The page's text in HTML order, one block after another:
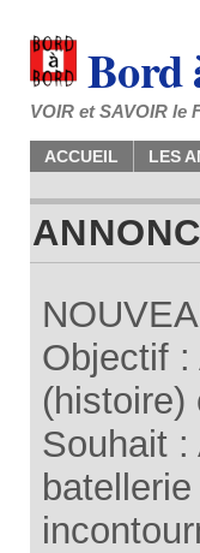
Bord
VOIR et SAVOIR le
ACCUEIL LES
Objectif
Souhait